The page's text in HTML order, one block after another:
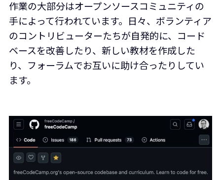
作業の大部分はオープンソースコミュニティの
手によって行われています。日々、ボランティア
のコントリビューターたちが自発的に、コード
ベースを改善したり、新しい教材を作成した
り、フォーラムでお互いに助け合ったりしてい
ます。